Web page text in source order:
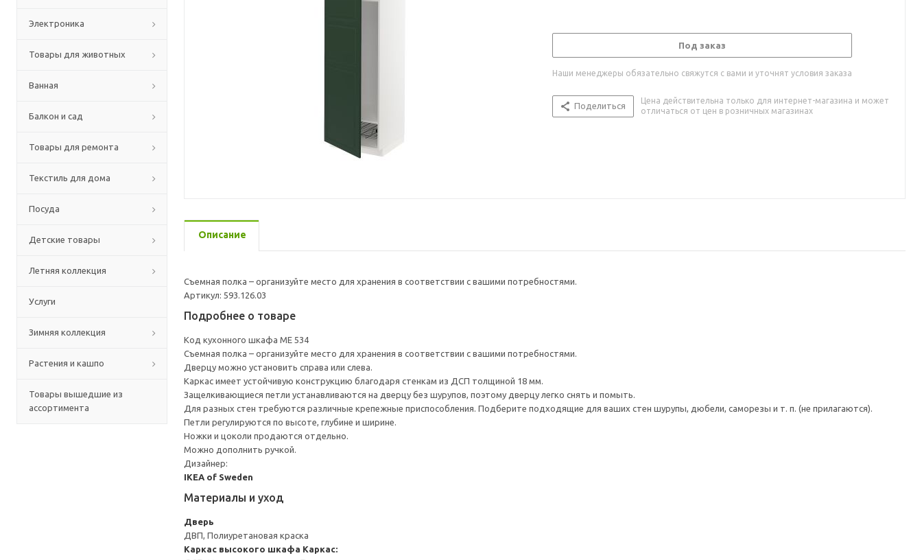
Электроника
Товары для животных
Ванная
Балкон и сад
Товары для ремонта
Текстиль для дома
Посуда
Детские товары
Летняя коллекция
Услуги
Зимняя коллекция
Растения и кашпо
Товары вышедшие из
ассортимента
Под заказ
Наши менеджеры обязательно свяжутся с вами и уточнят условия заказа
Поделиться
Цена действительна только для интернет-магазина и может
отличаться от цен в розничных магазинах
Описание
Съемная полка – организуйте место для хранения в соответствии с вашими потребностями.
Артикул: 593.126.03
Подробнее о товаре
Код кухонного шкафа ME 534
Съемная полка – организуйте место для хранения в соответствии с вашими потребностями.
Дверцу можно установить справа или слева.
Каркас имеет устойчивую конструкцию благодаря стенкам из ДСП толщиной 18 мм.
Защелкивающиеся петли устанавливаются на дверцу без шурупов, поэтому дверцу легко снять и помыть.
Для разных стен требуются различные крепежные приспособления. Подберите подходящие для ваших стен шурупы, дюбели, саморезы и т. п. (не прилагаются).
Петли регулируются по высоте, глубине и ширине.
Ножки и цоколи продаются отдельно.
Можно дополнить ручкой.
Дизайнер:
IKEA of Sweden
Материалы и уход
Дверь
ДВП, Полиуретановая краска
Каркас высокого шкафа Каркас: